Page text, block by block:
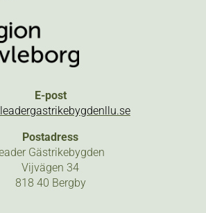
E-post
Postadress
Gästrikebygden
Vijvägen 34
818 40 Bergby